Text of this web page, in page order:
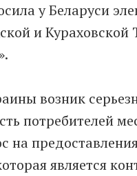
у Беларуси
и
возник
потребителей
на
является